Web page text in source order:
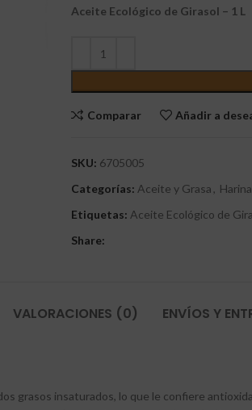
Aceite Ecológico de Girasol – 1 L
Comparar Añadir a
SKU: 6705005
Categorías: Aceite y Grasa ,
Etiquetas: Aceite Ecológico de
Share:
VALORACIONES (0) ENVÍOS Y
grasos insaturados, lo que le confiere